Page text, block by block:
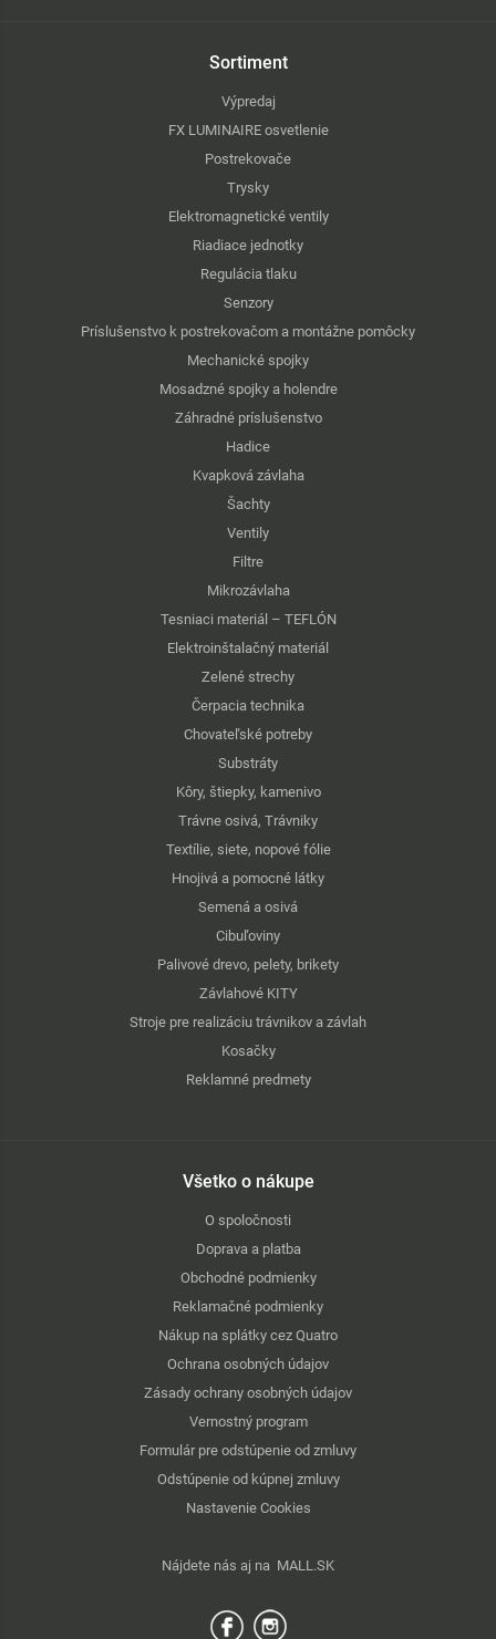
Sortiment
Výpredaj
FX LUMINAIRE osvetlenie
Postrekovače
Trysky
Elektromagnetické ventily
Riadiace jednotky
Regulácia tlaku
Senzory
Príslušenstvo k postrekovačom a montážne pomôcky
Mechanické spojky
Mosadzné spojky a holendre
Záhradné príslušenstvo
Hadice
Kvapková závlaha
Šachty
Ventily
Filtre
Mikrozávlaha
Tesniaci materiál – TEFLÓN
Elektroinštalačný materiál
Zelené strechy
Čerpacia technika
Chovateľské potreby
Substráty
Kôry, štiepky, kamenivo
Trávne osivá, Trávniky
Textílie, siete, nopové fólie
Hnojivá a pomocné látky
Semená a osivá
Cibuľoviny
Palivové drevo, pelety, brikety
Závlahové KITY
Stroje pre realizáciu trávnikov a závlah
Kosačky
Reklamné predmety
Všetko o nákupe
O spoločnosti
Doprava a platba
Obchodné podmienky
Reklamačné podmienky
Nákup na splátky cez Quatro
Ochrana osobných údajov
Zásady ochrany osobných údajov
Vernostný program
Formulár pre odstúpenie od zmluvy
Odstúpenie od kúpnej zmluvy
Nastavenie Cookies
Nájdete nás aj na MALL.SK